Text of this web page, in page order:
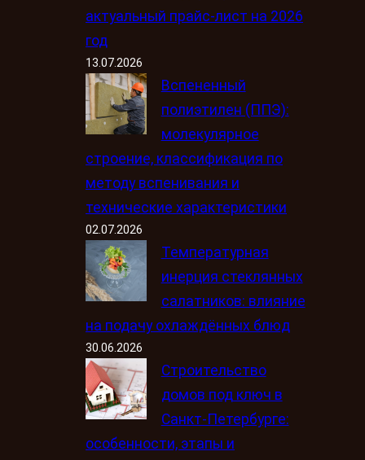
актуальный прайс-лист на 2026
год
13.07.2026
Вспененный
полиэтилен (ППЭ):
молекулярное
строение, классификация по
методу вспенивания и
технические характеристики
02.07.2026
Температурная
инерция стеклянных
салатников: влияние
на подачу охлаждённых блюд
30.06.2026
Строительство
домов под ключ в
Санкт-Петербурге:
особенности, этапы и